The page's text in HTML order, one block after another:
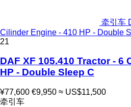
牵引车
Cilinder Engine - 410 HP - Double
21
DAF XF 105.410 Tractor - 6
HP - Double Sleep C
¥77,600 €9,950 ≈ US$11,500
牵引车